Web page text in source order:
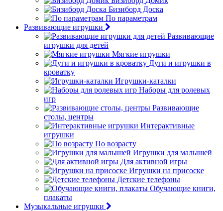
Бизиборд Доска
По параметрам
Развивающие игрушки
Развивающие
игрушки для детей
Мягкие игрушки
Дуги и игрушки в
кроватку
Игрушки-каталки
Наборы для ролевых
игр
Развивающие
столы, центры
Интерактивные
игрушки
По возрасту
Игрушки для малышей
Для активной игры
Игрушки на присоске
Детские телефоны
Обучающие книги,
плакаты
Музыкальные игрушки